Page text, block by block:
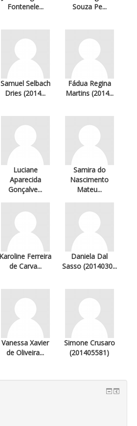
Fontenele...
Souza Pe...
Samuel Selbach
Dries (2014...
Fádua Regina
Martins (2014...
Luciane
Aparecida
Gonçalve...
Samira do
Nascimento
Mateu...
Karoline Ferreira
de Carva...
Daniela Dal
Sasso (2014030...
Vanessa Xavier
de Oliveira...
Simone Crusaro
(201405581)